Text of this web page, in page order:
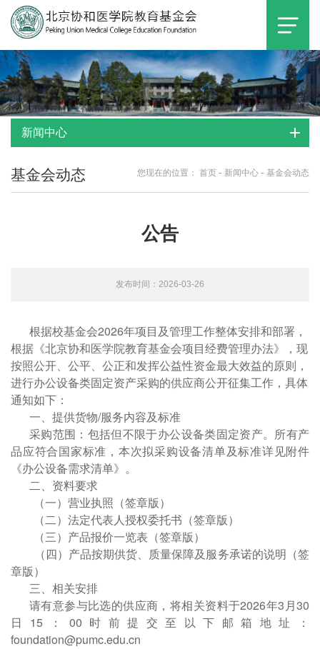
新闻中心
基金会动态 您现在的位置： 首页 - 新闻中心 - 基金会动态
公告
发布时间：2026-03-26
根据校基金会2026年项目及管理工作整体安排和部署，
根据《北京协和医学院教育基金会项目经费管理办法》，现
按照公开、公平、公正和发挥公益性资金最大效益的原则，
进行办公设备类固定资产采购的供应商公开征集工作，具体
通知如下：
一、提供货物/服务内容及标准
采购范围：包括但不限于办公设备类固定资产。所有产
品应符合国家标准，本次拟采购设备清单及标准详见附件
《办公设备需求清单》。
二、资料要求
（一）营业执照（签章版）
（二）法定代表人授权委托书（签章版）
（三）产品报价一览表（签章版）
（四）产品按期供货、质量保障及服务承诺的说明（签
章版）
三、相关安排
请有意参与比选的供应商，将相关资料于2026年3月30
日15：00时前提交至以下邮箱地址：
foundation@pumc.edu.cn